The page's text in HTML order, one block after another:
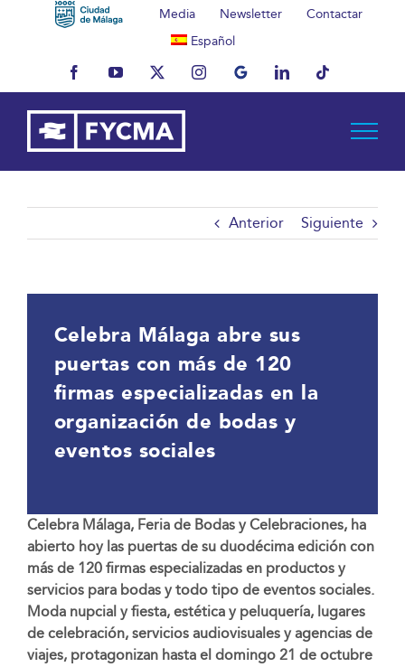
Media Newsletter
Contactar
Español
FacebookYouTubeX InstagramMyBusinessLinkedInTiktok
Anterior Siguiente
Celebra Málaga abre sus
puertas con más de 120
firmas especializadas en la
organización de bodas y
eventos sociales
Celebra Málaga, Feria de Bodas y Celebraciones, ha
abierto hoy las puertas de su duodécima edición con
más de 120 firmas especializadas en productos y
servicios para bodas y todo tipo de eventos sociales.
Moda nupcial y fiesta, estética y peluquería, lugares
de celebración, servicios audiovisuales y agencias de
viajes, protagonizan hasta el domingo 21 de octubre